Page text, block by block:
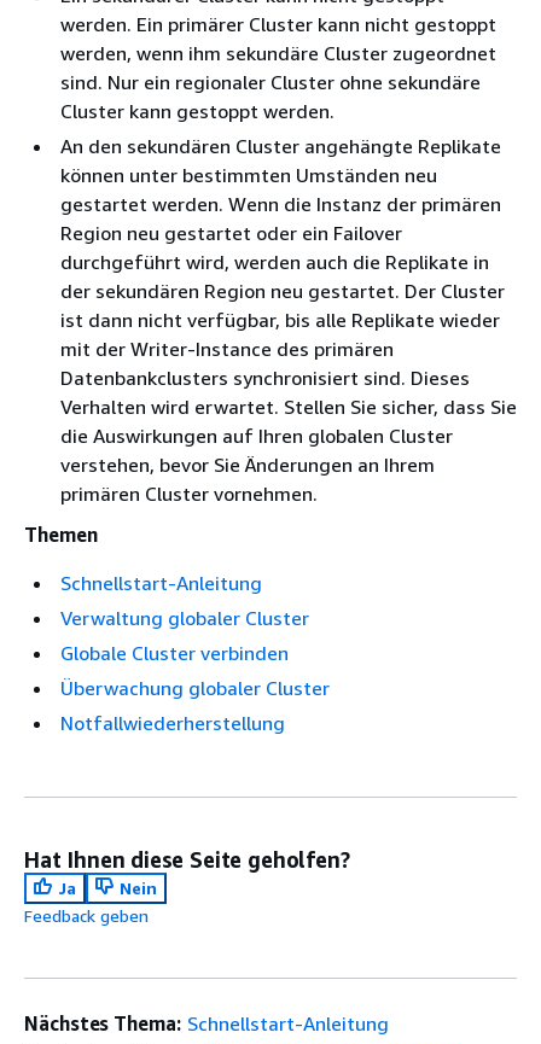
werden. Ein primärer Cluster kann nicht gestoppt
werden, wenn ihm sekundäre Cluster zugeordnet
sind. Nur ein regionaler Cluster ohne sekundäre
Cluster kann gestoppt werden.
An den sekundären Cluster angehängte Replikate
können unter bestimmten Umständen neu
gestartet werden. Wenn die Instanz der primären
Region neu gestartet oder ein Failover
durchgeführt wird, werden auch die Replikate in
der sekundären Region neu gestartet. Der Cluster
ist dann nicht verfügbar, bis alle Replikate wieder
mit der Writer-Instance des primären
Datenbankclusters synchronisiert sind. Dieses
Verhalten wird erwartet. Stellen Sie sicher, dass Sie
die Auswirkungen auf Ihren globalen Cluster
verstehen, bevor Sie Änderungen an Ihrem
primären Cluster vornehmen.
Themen
Schnellstart-Anleitung
Verwaltung globaler Cluster
Globale Cluster verbinden
Überwachung globaler Cluster
Notfallwiederherstellung
Hat Ihnen diese Seite geholfen?
Ja
Nein
Feedback geben
Nächstes Thema: Schnellstart-Anleitung